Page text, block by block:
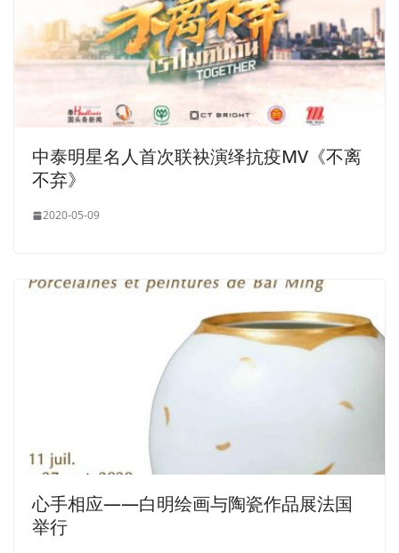
中泰明星名人首次联袂演绎抗疫MV《不离
不弃》
2020-05-09
心手相应——白明绘画与陶瓷作品展法国
举行